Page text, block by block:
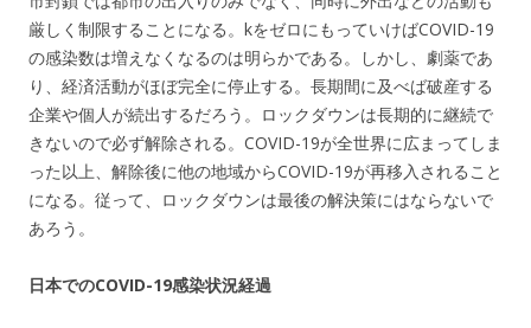
厳しく制限することになる。kをゼロにもっていけばCOVID-19
の感染数は増えなくなるのは明らかである。しかし、劇薬であ
り、経済活動がほぼ完全に停止する。長期間に及べば破産する
企業や個人が続出するだろう。ロックダウンは長期的に継続で
きないので必ず解除される。COVID-19が全世界に広まってしま
った以上、解除後に他の地域からCOVID-19が再移入されること
になる。従って、ロックダウンは最後の解決策にはならないで
あろう。
日本でのCOVID-19感染状況経過